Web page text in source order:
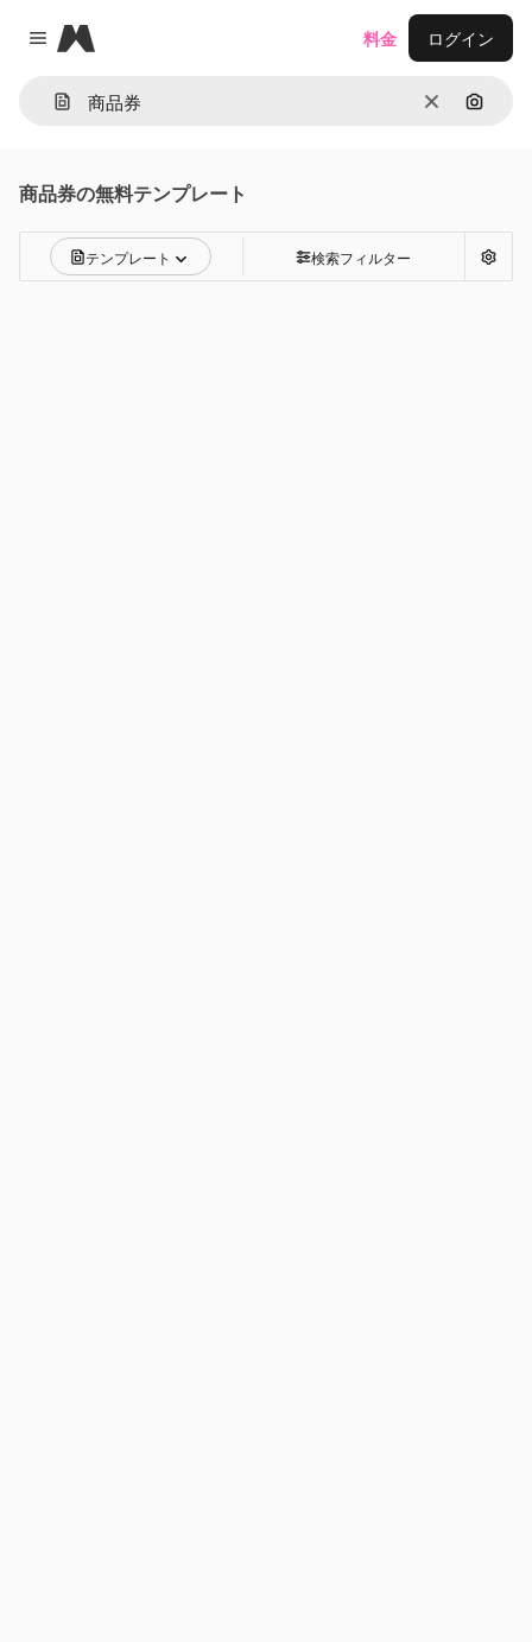
Close menu
Magnific
消去 画像で
料金 ログイン
商品券の無料テンプレート
テンプレート 検索フィルター